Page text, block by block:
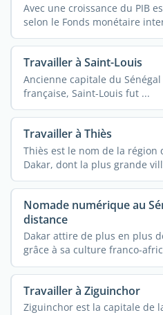
Avec une croissance du PIB
selon le Fonds monétaire
Travailler à Saint-Louis
Ancienne capitale du
française, Saint-Louis fut ...
Travailler à Thiès
Thiès est le nom de la région
Dakar, dont la plus grande
Nomade numérique au
distance
Dakar attire de plus en plus
grâce à sa culture franco-
Travailler à Ziguinchor
Ziguinchor est la capitale de